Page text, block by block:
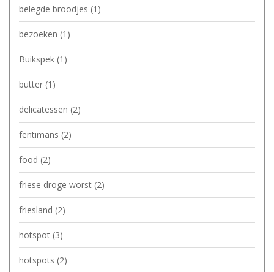
belegde broodjes (1)
bezoeken (1)
Buikspek (1)
butter (1)
delicatessen (2)
fentimans (2)
food (2)
friese droge worst (2)
friesland (2)
hotspot (3)
hotspots (2)